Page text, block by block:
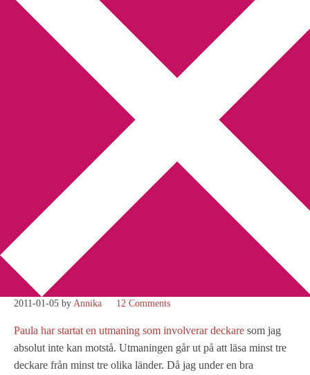
Deckare, kriminalromaner, thrillers
Hem Författarfemman
Webbshop Amazon
Bokbloggsjerka Bloggmaraton
Kriminalroman Min tv-blogg
You are here: /Läsutmaning: Deckare jorden
Läsutmaning: Deckare
jorden runt
2011-01-05 by Annika 12 Comments
Paula har startat en utmaning som involverar deckare som jag
absolut inte kan motstå. Utmaningen går ut på att läsa minst tre
deckare från minst tre olika länder. Då jag under en bra